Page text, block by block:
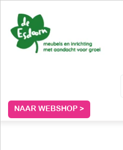
NAAR WEBSHOP >